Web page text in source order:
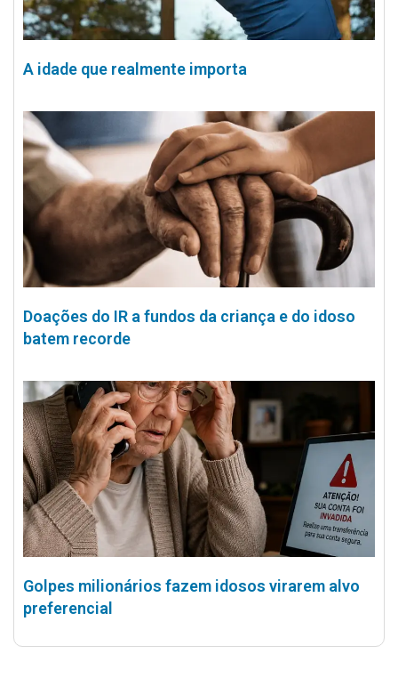
A idade que realmente importa
Doações do IR a fundos da criança e do idoso
batem recorde
Golpes milionários fazem idosos virarem alvo
preferencial